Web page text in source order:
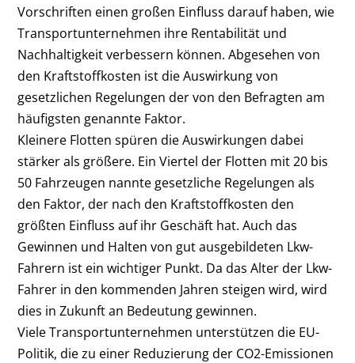
Vorschriften einen großen Einfluss darauf haben, wie
Transportunternehmen ihre Rentabilität und
Nachhaltigkeit verbessern können. Abgesehen von
den Kraftstoffkosten ist die Auswirkung von
gesetzlichen Regelungen der von den Befragten am
häufigsten genannte Faktor.
Kleinere Flotten spüren die Auswirkungen dabei
stärker als größere. Ein Viertel der Flotten mit 20 bis
50 Fahrzeugen nannte gesetzliche Regelungen als
den Faktor, der nach den Kraftstoffkosten den
größten Einfluss auf ihr Geschäft hat. Auch das
Gewinnen und Halten von gut ausgebildeten Lkw-
Fahrern ist ein wichtiger Punkt. Da das Alter der Lkw-
Fahrer in den kommenden Jahren steigen wird, wird
dies in Zukunft an Bedeutung gewinnen.
Viele Transportunternehmen unterstützen die EU-
Politik, die zu einer Reduzierung der CO2-Emissionen